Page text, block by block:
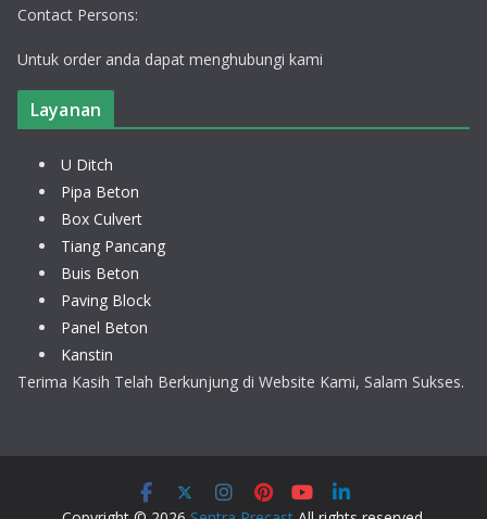
Contact Persons:
Untuk order anda dapat menghubungi kami
Layanan
U Ditch
Pipa Beton
Box Culvert
Tiang Pancang
Buis Beton
Paving Block
Panel Beton
Kanstin
Terima Kasih Telah Berkunjung di Website Kami, Salam Sukses.